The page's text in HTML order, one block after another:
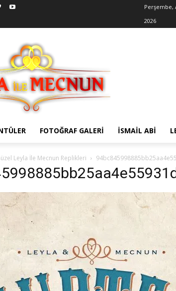
Perşembe,
2026
FOTOĞRAF GALERI İSMAIL ABI
Leyla İle Mecnun Replikleri